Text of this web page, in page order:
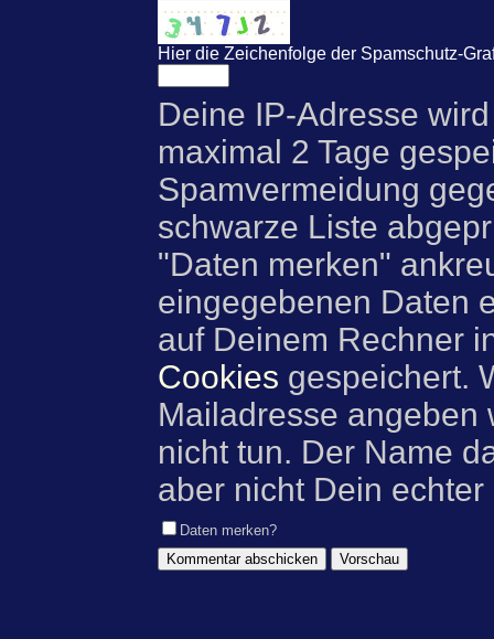
Hier die Zeichenfolge der Spamschutz-
Deine IP-Adresse
maximal 2 Tage
Spamvermeidung
schwarze Liste
"Daten merken"
eingegebenen Daten
auf Deinem Rechner
Cookies gespeichert.
Mailadresse angeben
nicht tun. Der Name
aber nicht Dein
Daten merken?